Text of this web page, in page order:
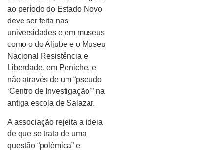
ao período do Estado Novo
deve ser feita nas
universidades e em museus
como o do Aljube e o Museu
Nacional Resistência e
Liberdade, em Peniche, e
não através de um “pseudo
‘Centro de Investigação’” na
antiga escola de Salazar.
A associação rejeita a ideia
de que se trata de uma
questão “polémica” e